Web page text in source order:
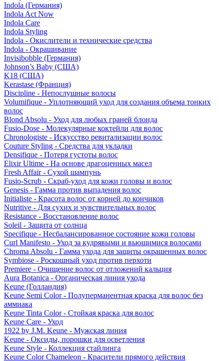
Indola (Германия)
Indola Act Now
Indola Care
Indola Styling
Indola - Окислители и технические средства
Indola - Окрашивание
Invisibobble (Германия)
Johnson’s Baby (США)
K18 (США)
Kerastase (Франция)
Discipline - Непослушные волосы
Volumifique - Уплотняющий уход для создания объема тонких
волос
Blond Absolu - Уход для любых граней блонда
Fusio-Dose - Молекулярные коктейли для волос
Chronologiste - Искусство ревитализации волос
Couture Styling - Средства для укладки
Densifique - Потеря густоты волос
Elixir Ultime - На основе драгоценных масел
Fresh Affair - Сухой шампунь
Fusio-Scrub - Скраб-уход для кожи головы и волос
Genesis - Гамма против выпадения волос
Initialiste - Красота волос от корней до кончиков
Nutritive - Для сухих и чувствительных волос
Resistance - Восстановление волос
Soleil - Защита от солнца
Specifique - Несбалансированное состояние кожи головы
Curl Manifesto - Уход за кудрявыми и вьющимися волосами
Chroma Absolu - Гамма ухода для защиты окрашенных волос
Symbiose - Роскошный уход против перхоти
Premiere - Очищение волос от отложений кальция
Aura Botanica - Органическая линия ухода
Keune (Голландия)
Keune Semi Color - Полуперманентная краска для волос без
аммиака
Keune Tinta Color - Стойкая краска для волос
Keune Care - Уход
1922 by J.M. Keune - Мужская линия
Keune - Оксиды, порошки для осветления
Keune Style - Коллекция стайлинга
Keune Color Chameleon - Красители прямого действия